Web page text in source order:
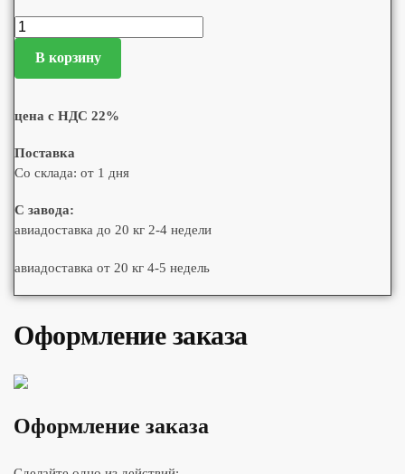
В корзину
цена с НДС 22%
Поставка
Со склада: от 1 дня
С завода:
авиадоставка до 20 кг 2-4 недели
авиадоставка от 20 кг 4-5 недель
Оформление заказа
Оформление заказа